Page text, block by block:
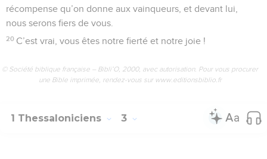
récompense qu’on donne aux vainqueurs, et devant lui,
nous serons fiers de vous.
20 C’est vrai, vous êtes notre fierté et notre joie !
© Société biblique française – Bibli’O, 2000, avec autorisation. Pour vous procurer
une Bible imprimée, rendez-vous sur www.editionsbiblio.fr
1 Thessaloniciens 3